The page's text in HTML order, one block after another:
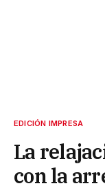
EDICIÓN IMPRESA
La
con la